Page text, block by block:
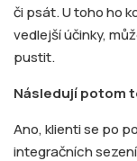
či psát. U toho ho
vedlejší účinky,
pustit.
Následují potom
Ano, klienti se po
integračních